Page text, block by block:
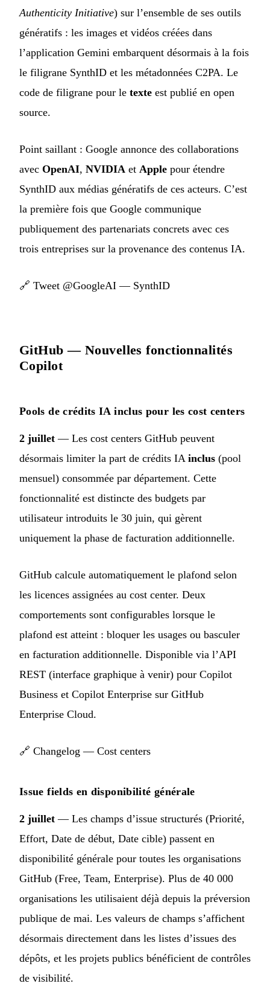
Authenticity Initiative) sur l’ensemble de ses outils
génératifs : les images et vidéos créées dans
l’application Gemini embarquent désormais à la fois
le filigrane SynthID et les métadonnées C2PA. Le
code de filigrane pour le texte est publié en open
source.
Point saillant : Google annonce des collaborations
avec OpenAI, NVIDIA et Apple pour étendre
SynthID aux médias génératifs de ces acteurs. C’est
la première fois que Google communique
publiquement des partenariats concrets avec ces
trois entreprises sur la provenance des contenus IA.
🔗 Tweet @GoogleAI — SynthID
GitHub — Nouvelles fonctionnalités
Copilot
Pools de crédits IA inclus pour les cost centers
2 juillet — Les cost centers GitHub peuvent
désormais limiter la part de crédits IA inclus (pool
mensuel) consommée par département. Cette
fonctionnalité est distincte des budgets par
utilisateur introduits le 30 juin, qui gèrent
uniquement la phase de facturation additionnelle.
GitHub calcule automatiquement le plafond selon
les licences assignées au cost center. Deux
comportements sont configurables lorsque le
plafond est atteint : bloquer les usages ou basculer
en facturation additionnelle. Disponible via l’API
REST (interface graphique à venir) pour Copilot
Business et Copilot Enterprise sur GitHub
Enterprise Cloud.
🔗 Changelog — Cost centers
Issue fields en disponibilité générale
2 juillet — Les champs d’issue structurés (Priorité,
Effort, Date de début, Date cible) passent en
disponibilité générale pour toutes les organisations
GitHub (Free, Team, Enterprise). Plus de 40 000
organisations les utilisaient déjà depuis la préversion
publique de mai. Les valeurs de champs s’affichent
désormais directement dans les listes d’issues des
dépôts, et les projets publics bénéficient de contrôles
de visibilité.